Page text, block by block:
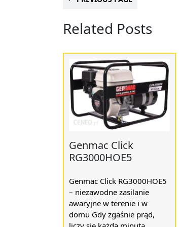
Related Posts
Genmac Click
RG3000HOE5
Genmac Click RG3000HOE5
– niezawodne zasilanie
awaryjne w terenie i w
domu Gdy zgaśnie prąd,